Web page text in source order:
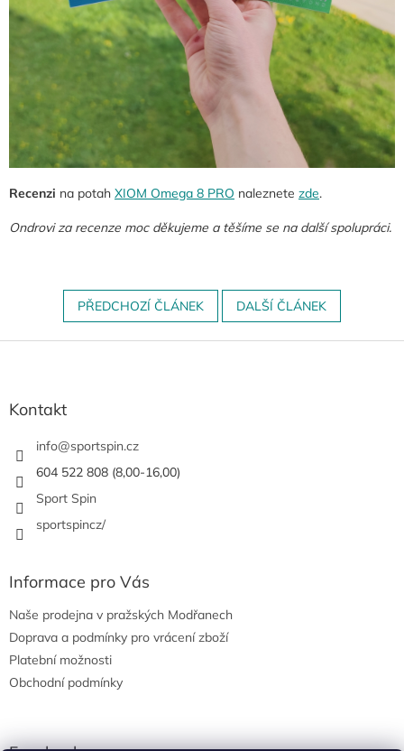
Recenzi na potah XIOM Omega 8 PRO naleznete zde.
Ondrovi za recenze moc děkujeme a těšíme se na další spolupráci.
PŘEDCHOZÍ ČLÁNEK DALŠÍ ČLÁNEK
Z
Kontakt
info@sportspin.cz
604 522 808 (8,00-16,00)
Sport Spin
sportspincz/
Informace pro Vás
Naše prodejna v pražských Modřanech
Doprava a podmínky pro vrácení zboží
Platební možnosti
Obchodní podmínky